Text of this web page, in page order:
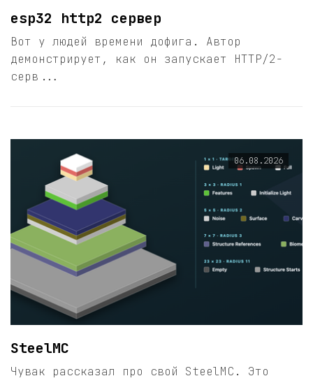
esp32 http2 сервер
Вот у людей времени дофига. Автор
демонстрирует, как он запускает HTTP/2-
серв...
06.08.2026
SteelMC
Чувак рассказал про свой SteelMC. Это